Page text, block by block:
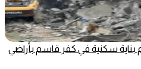
بناية سكنية في كفر قاسم بأراضي